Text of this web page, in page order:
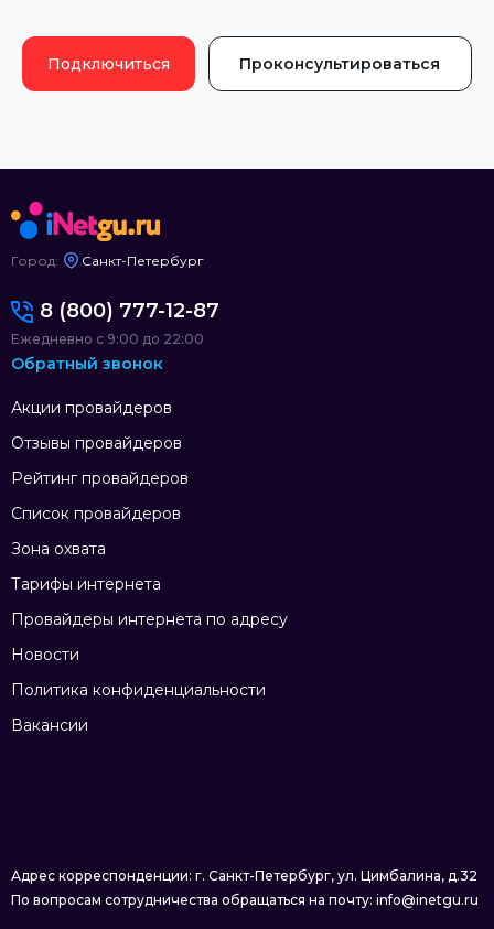
Подключиться Проконсультироваться
Город: Санкт-Петербург
Акции провайдеров
Отзывы провайдеров
Рейтинг провайдеров
Список провайдеров
Зона охвата
Тарифы интернета
Провайдеры интернета по адресу
Новости
Политика конфиденциальности
Вакансии
8 (800) 777-12-87
Ежедневно с 9:00 до 22:00
Обратный звонок
Адрес корреспонденции: г. Санкт-Петербург, ул. Цимбалина, д.32
По вопросам сотрудничества обращаться на почту: info@inetgu.ru